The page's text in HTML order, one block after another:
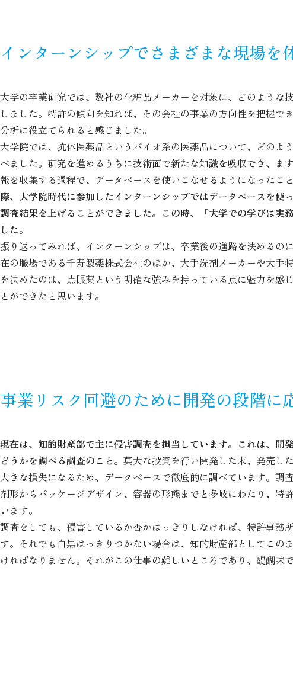
インターンシップでさまざまな現場を
大学の卒業研究では、数社の化粧品メーカーを対象に、どのような
しました。特許の傾向を知れば、その会社の事業の方向性を把握で
分析に役立てられると感じました。
大学院では、抗体医薬品というバイオ系の医薬品について、どのよ
べました。研究を進めるうちに技術面で新たな知識を吸収でき、ま
報を収集する過程で、データベースを使いこなせるようになったこ
際、大学院時代に参加したインターンシップではデータベースを使
調査結果を上げることができました。この時、「大学での学びは実
した。
振り返ってみれば、インターンシップは、卒業後の進路を決めるの
在の職場である千寿製薬株式会社のほか、大手洗剤メーカーや大
を決めたのは、点眼薬という明確な強みを持っている点に魅力を
とができたと思います。
事業リスク回避のために開発の段階に
現在は、知的財産部で主に侵害調査を担当しています。これは、開
どうかを調べる調査のこと。 莫大な投資を行い開発した末、発売し
大きな損失になるため、データベースで徹底的に調べています。調
剤形からパッケージデザイン、容器の形態までと多岐にわたり、特
います。
調査をしても、侵害しているか否かはっきりしなければ、特許事務
す。それでも白黒はっきりつかない場合は、知的財産部としてこの
ければなりません。それがこの仕事の難しいところであり、醍醐味